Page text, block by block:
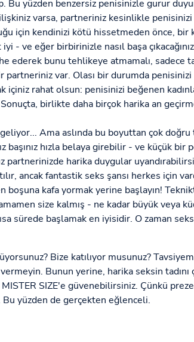
Bu yüzden benzersiz penisinizle gurur
varsa, partneriniz kesinlikle
için kendinizi kötü hissetmeden önce, bir
- ve eğer birbirinizle nasıl başa
ederek bunu tehlikeye atmamalı, sadece
var. Olası bir durumda
içiniz rahat olsun: penisinizi beğenen
birlikte daha birçok harika an
Ama aslında bu boyuttan çok
başınız hızla belaya girebilir - ve küçük
partnerinizde harika duygular
ancak fantastik seks şansı herkes için
boşuna kafa yormak yerine başlayın!
size kalmış - ne kadar büyük veya
sürede başlamak en iyisidir. O zaman
Bize katılıyor musunuz?
Bunun yerine, harika seksin
SIZE'e güvenebilirsiniz. Çünkü
yüzden de gerçekten eğlenceli.